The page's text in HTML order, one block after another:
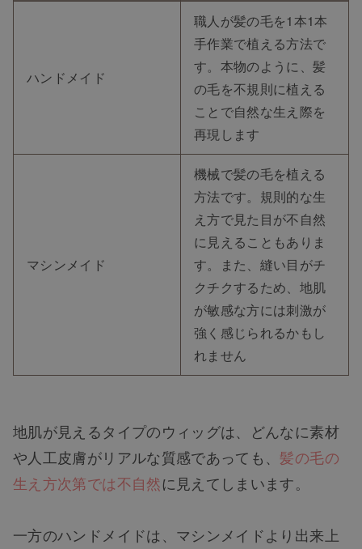
ハンドメイド
職人が髪の毛を1本1本
手作業で植える方法で
す。本物のように、髪
の毛を不規則に植える
ことで自然な生え際を
再現します
マシンメイド
機械で髪の毛を植える
方法です。規則的な生
え方で見た目が不自然
に見えることもありま
す。また、縫い目がチ
クチクするため、地肌
が敏感な方には刺激が
強く感じられるかもし
れません
地肌が見えるタイプのウィッグは、どんなに素材
や人工皮膚がリアルな質感であっても、髪の毛の
生え方次第では不自然に見えてしまいます。
一方のハンドメイドは、マシンメイドより出来上